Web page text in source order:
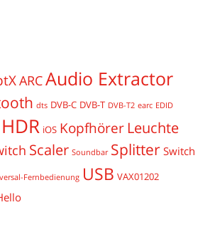
ARCAudio Extractor
dts DVB-C DVB-T DVB-T2 earc EDID
HDR iOS Kopfhörer Leuchte
Scaler Soundbar Splitter Switch
Fernbedienung USB VAX01202